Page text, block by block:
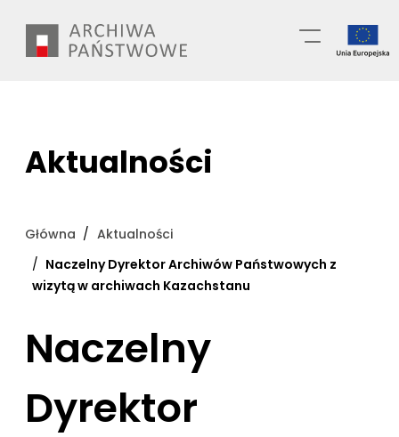
treści
Aktualności
Główna
Aktualności
Naczelny Dyrektor Archiwów Państwowych z
wizytą w archiwach Kazachstanu
Naczelny
Dyrektor